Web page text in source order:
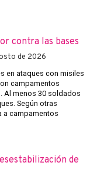
contra las bases
de 2026
en ataques con misiles
campamentos
Al menos 30 soldados
Según otras
a campamentos
de